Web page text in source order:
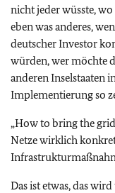
nicht jeder wüsste, wo
eben was anderes,
deutscher Investor
würden, wer möchte
anderen Inselstaaten
Implementierung so
„How to bring the
Netze wirklich konkret
Das ist etwas, das